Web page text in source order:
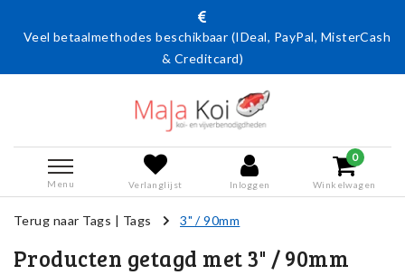
Veel betaalmethodes beschikbaar (IDeal, PayPal, MisterCash
& Creditcard)
Menu Verlanglijst Inloggen
0
Winkelwagen
Terug naar Tags | Tags 3" / 90mm
Producten getagd met 3" / 90mm